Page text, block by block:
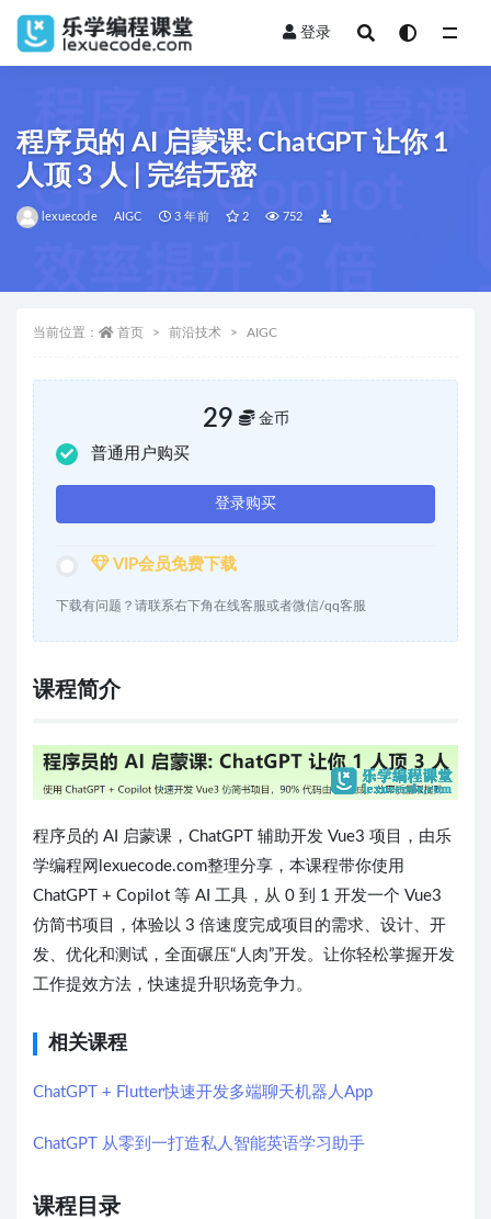
登录
程序员的 AI 启蒙课: ChatGPT 让你 1
人顶 3 人 | 完结无密
lexuecode AIGC 3 年前 2 752
当前位置： 首页 前沿技术 AIGC
29 金币
普通用户购买
登录购买
VIP会员免费下载
下载有问题？请联系右下角在线客服或者微信/qq客服
课程简介
程序员的 AI 启蒙课，ChatGPT 辅助开发 Vue3 项目，由乐
学编程网lexuecode.com整理分享，本课程带你使用
ChatGPT + Copilot 等 AI 工具，从 0 到 1 开发一个 Vue3
仿简书项目，体验以 3 倍速度完成项目的需求、设计、开
发、优化和测试，全面碾压“人肉”开发。让你轻松掌握开发
工作提效方法，快速提升职场竞争力。
相关课程
ChatGPT + Flutter快速开发多端聊天机器人App
ChatGPT 从零到一打造私人智能英语学习助手
课程目录